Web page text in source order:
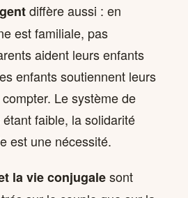
diffère aussi : en
est familiale, pas
aident leurs enfants
enfants soutiennent leurs
Le système de
faible, la solidarité
est une nécessité.
la vie conjugalesont